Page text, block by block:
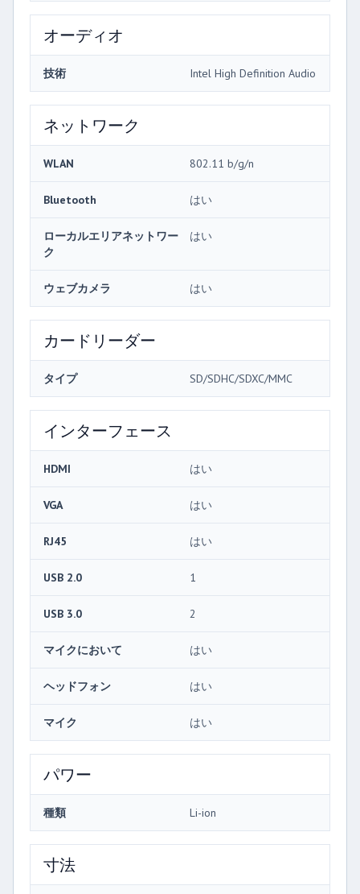
オーディオ
技術 Intel High Definition Audio
ネットワーク
WLAN 802.11 b/g/n
Bluetooth はい
ローカルエリアネットワー
ク
はい
ウェブカメラ はい
カードリーダー
タイプ SD/SDHC/SDXC/MMC
インターフェース
HDMI はい
VGA はい
RJ45 はい
USB 2.0 1
USB 3.0 2
マイクにおいて はい
ヘッドフォン はい
マイク はい
パワー
種類 Li-ion
寸法